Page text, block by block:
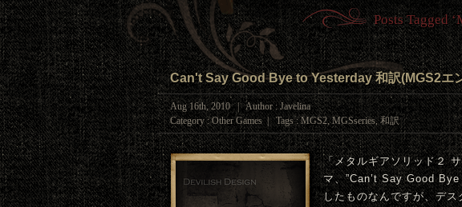
Posts Tagged
Can't Say Good Bye to Yesterday 和訳(MGS2エ
Aug 16th, 2010 | Author : Javelina
Category :Other Games| Tags :MGS2,MGSseries,和訳
「メタルギアソリッド２
マ、”Can’t Say Good
したものなんですが、デ